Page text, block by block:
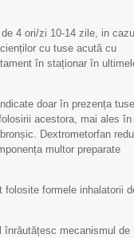
4 ori/zi 10-14 zile, in
cu tuse acută cu
în staționar în
doar în prezența
acestora, mai ales în
Dextrometorfan
multor preparate
folosite formele inhalatorii
înrăutățesc mecanismul de